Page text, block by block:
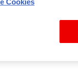
Cookies